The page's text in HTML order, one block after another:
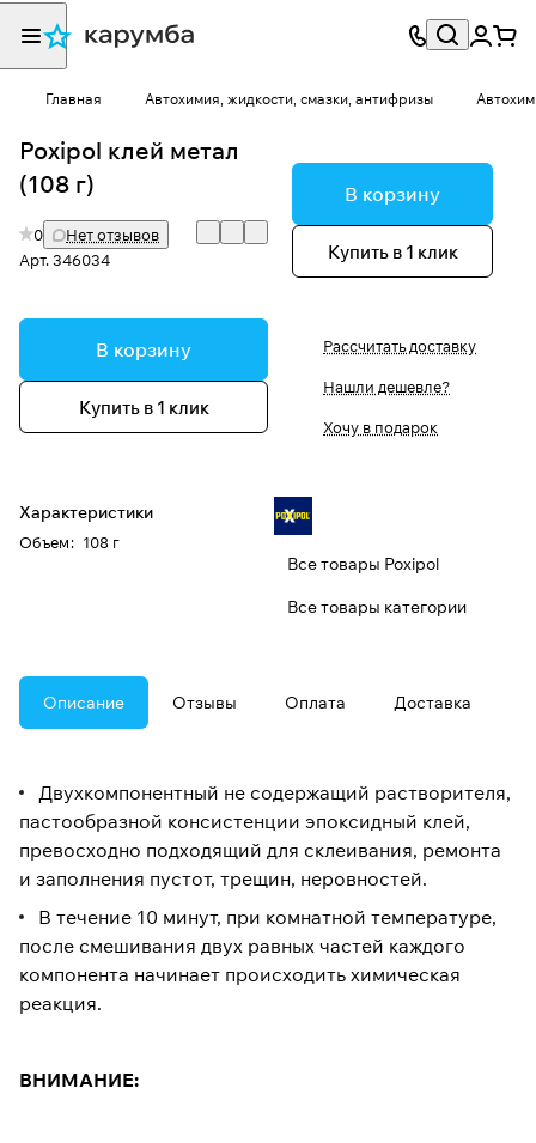
Главная Автохимия, жидкости, смазки, антифризы
Poxipol клей метал
(108 г)
0
Нет отзывов
Арт.346034
В корзину
Купить в 1 клик
Характеристики
Oбъем: 108 г
В корзину
Купить в 1 клик
Рассчитать доставку
Нашли дешевле?
Хочу в подарок
Все товары Poxipol
Все товары категории
Описание Отзывы Оплата Доставка
Двухкомпонентный не содержащий растворителя,
пастообразной консистенции эпоксидный клей,
превосходно подходящий для склеивания, ремонта
и заполнения пустот, трещин, неровностей.
В течение 10 минут, при комнатной температуре,
после смешивания двух равных частей каждого
компонента начинает происходить химическая
реакция.
ВНИМАНИЕ: